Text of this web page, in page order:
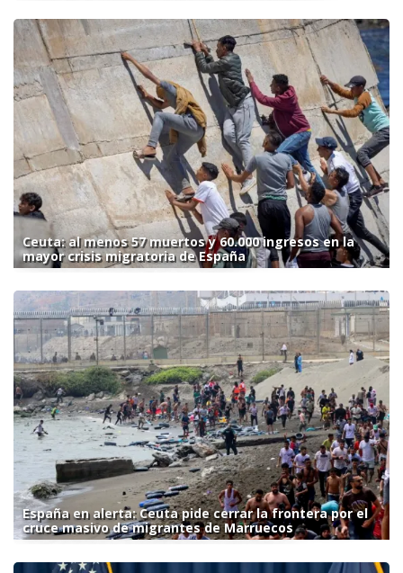
Ceuta: al menos 57 muertos y 60.000 ingresos en la
mayor crisis migratoria de España
España en alerta: Ceuta pide cerrar la frontera por el
cruce masivo de migrantes de Marruecos